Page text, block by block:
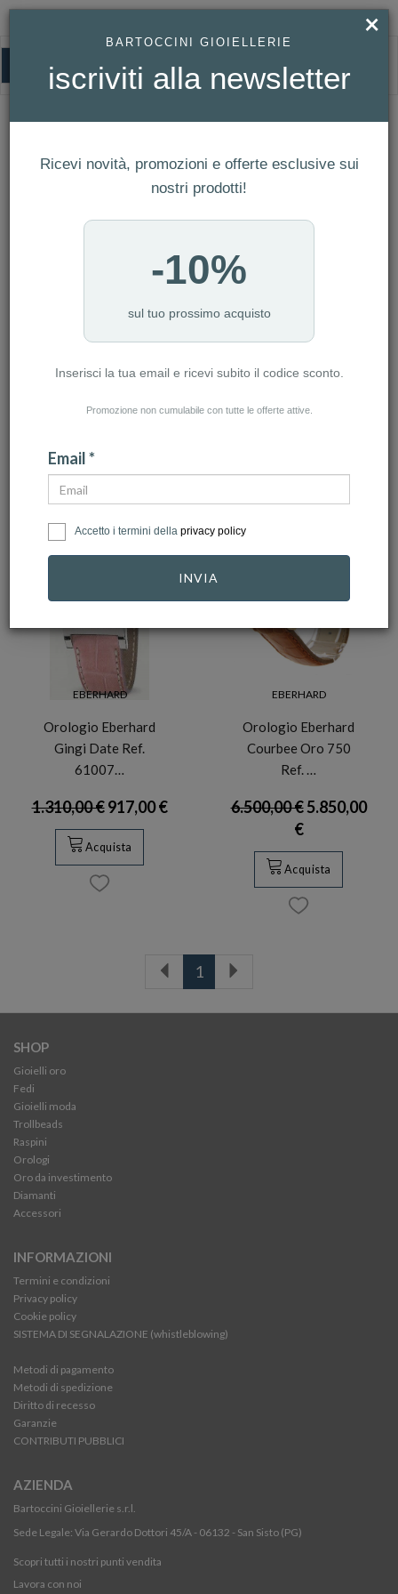
EBERHARD
CATEGORIA: ANELLI
CATEGORIA: BRACCIALI
CATEGORIA: COLLANE
CATEGORIA: OROLOGI
CATEGORIA: DONNA
AZZERA FILTRI
NUMERO ARTICOLI:2
-30%
EBERHARD
Orologio Eberhard
Gingi Date Ref.
61007…
1.310,00 €917,00 €
Acquista
-10%
EBERHARD
Orologio Eberhard
Courbee Oro 750
Ref. …
6.500,00 €5.850,00
€
Acquista
1
SHOP
Gioielli oro
Fedi
Gioielli moda
Trollbeads
Raspini
Orologi
Oro da investimento
Diamanti
Accessori
INFORMAZIONI
Termini e condizioni
Privacy policy
Cookie policy
SISTEMA DI SEGNALAZIONE (whistleblowing)
Metodi di pagamento
Metodi di spedizione
Diritto di recesso
Garanzie
CONTRIBUTI PUBBLICI
AZIENDA
Bartoccini Gioiellerie s.r.l.
Sede Legale: Via Gerardo Dottori 45/A - 06132 - San Sisto (PG)
Scopri tutti i nostri punti vendita
Lavora con noi
×
BARTOCCINI GIOIELLERIE
iscriviti alla newsletter
Ricevi novità, promozioni e offerte esclusive sui
nostri prodotti!
-10%
sul tuo prossimo acquisto
Inserisci la tua email e ricevi subito il codice sconto.
Promozione non cumulabile con tutte le offerte attive.
Email *
Accetto i termini della privacy policy
INVIA